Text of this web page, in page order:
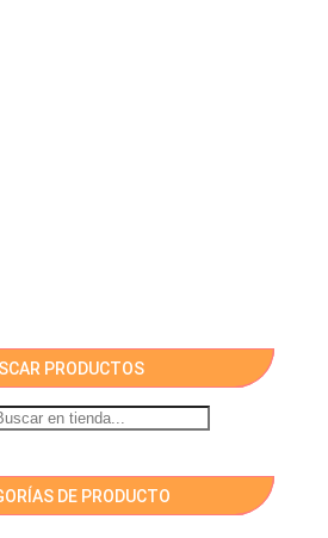
PRODUCTOS
DE PRODUCTO